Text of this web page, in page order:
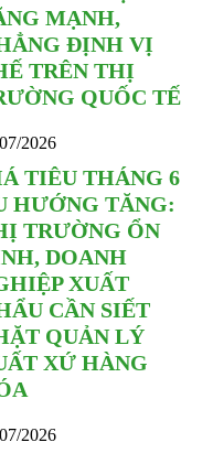
MẠNH,
ĐỊNH VỊ
TRÊN THỊ
QUỐC TẾ
2026
TIÊU THÁNG 6
HƯỚNG TĂNG:
TRƯỜNG ỔN
DOANH
XUẤT
CẦN SIẾT
QUẢN LÝ
XỨ HÀNG
2026